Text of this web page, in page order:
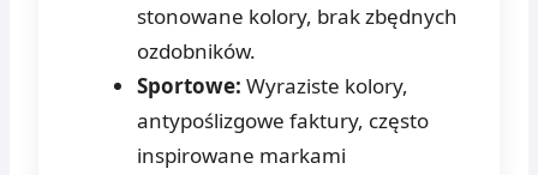
stonowane kolory, brak zbędnych
ozdobników.
Sportowe: Wyraziste kolory,
antypoślizgowe faktury, często
inspirowane markami